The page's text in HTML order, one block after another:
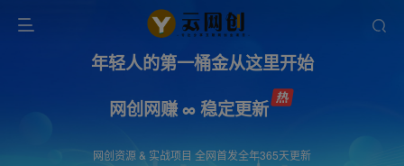
年轻人的第一桶金从这里开始
网创网赚 ∞ 稳定更新
网创资源 & 实战项目 全网首发全年365天更新